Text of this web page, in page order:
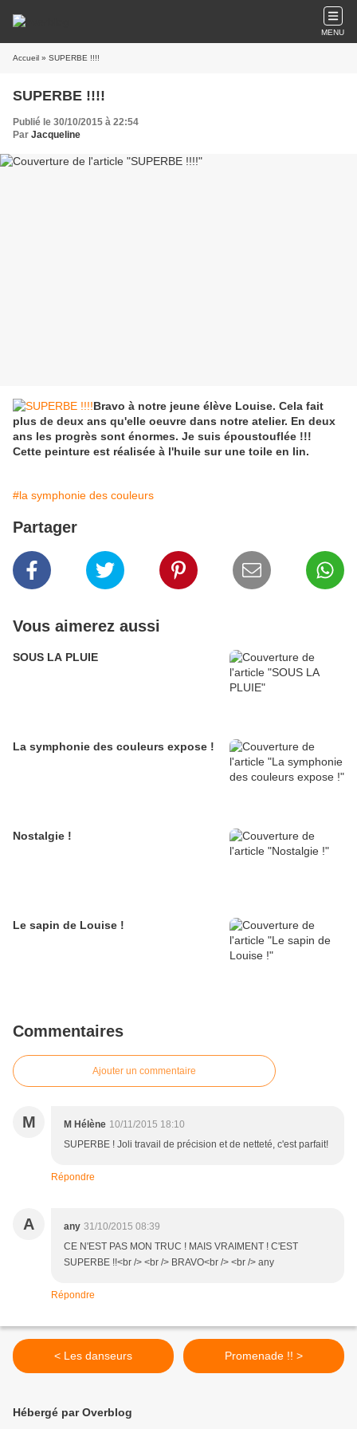
MENU
Accueil » SUPERBE !!!!
SUPERBE !!!!
Publié le 30/10/2015 à 22:54
Par Jacqueline
Bravo à notre jeune élève Louise. Cela fait
plus de deux ans qu'elle oeuvre dans notre atelier. En deux
ans les progrès sont énormes. Je suis époustouflée !!!
Cette peinture est réalisée à l'huile sur une toile en lin.
#la symphonie des couleurs
Partager
Vous aimerez aussi
SOUS LA PLUIE
La symphonie des couleurs expose !
Nostalgie !
Le sapin de Louise !
Commentaires
Ajouter un commentaire
M M Hélène 10/11/2015 18:10
SUPERBE ! Joli travail de précision et de netteté, c'est parfait!
Répondre
A any 31/10/2015 08:39
CE N'EST PAS MON TRUC ! MAIS VRAIMENT ! C'EST
SUPERBE !!<br /> <br /> BRAVO<br /> <br /> any
Répondre
< Les danseurs Promenade !! >
Hébergé par Overblog